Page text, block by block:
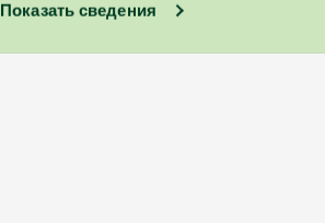
Показать сведения